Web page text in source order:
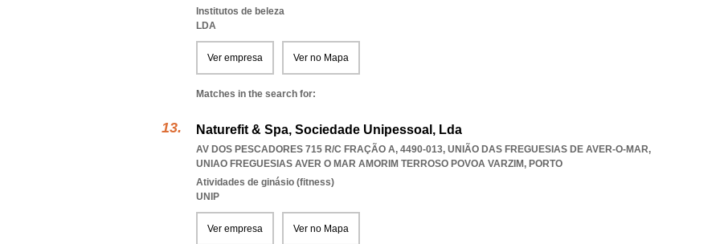
Institutos de beleza
LDA
Ver empresa Ver no Mapa
Matches in the search for:
Naturefit & Spa, Sociedade Unipessoal, Lda
AV DOS PESCADORES 715 R/C FRAÇÃO A, 4490-013, UNIÃO DAS FREGUESIAS DE AVER-O-MAR,
UNIAO FREGUESIAS AVER O MAR AMORIM TERROSO POVOA VARZIM, PORTO
Atividades de ginásio (fitness)
UNIP
Ver empresa Ver no Mapa